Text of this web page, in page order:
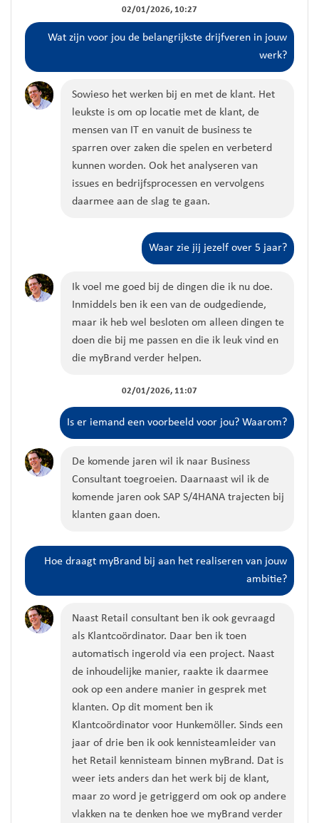
02/01/2026, 10:27
Wat zijn voor jou de belangrijkste drijfveren in jouw
werk?
Sowieso het werken bij en met de klant. Het
leukste is om op locatie met de klant, de
mensen van IT en vanuit de business te
sparren over zaken die spelen en verbeterd
kunnen worden. Ook het analyseren van
issues en bedrijfsprocessen en vervolgens
daarmee aan de slag te gaan.
Waar zie jij jezelf over 5 jaar?
Ik voel me goed bij de dingen die ik nu doe.
Inmiddels ben ik een van de oudgediende,
maar ik heb wel besloten om alleen dingen te
doen die bij me passen en die ik leuk vind en
die myBrand verder helpen.
02/01/2026, 11:07
Is er iemand een voorbeeld voor jou? Waarom?
De komende jaren wil ik naar Business
Consultant toegroeien. Daarnaast wil ik de
komende jaren ook SAP S/4HANA trajecten bij
klanten gaan doen.
Hoe draagt myBrand bij aan het realiseren van jouw
ambitie?
Naast Retail consultant ben ik ook gevraagd
als Klantcoördinator. Daar ben ik toen
automatisch ingerold via een project. Naast
de inhoudelijke manier, raakte ik daarmee
ook op een andere manier in gesprek met
klanten. Op dit moment ben ik
Klantcoördinator voor Hunkemöller. Sinds een
jaar of drie ben ik ook kennisteamleider van
het Retail kennisteam binnen myBrand. Dat is
weer iets anders dan het werk bij de klant,
maar zo word je getriggerd om ook op andere
vlakken na te denken hoe we myBrand verder